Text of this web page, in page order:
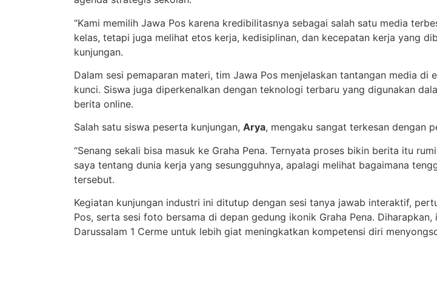
“Kami memilih Jawa Pos karena kredibilitasnya sebagai salah satu media
kelas, tetapi juga melihat etos kerja, kedisiplinan, dan kecepatan kerja yang
kunjungan.
Dalam sesi pemaparan materi, tim Jawa Pos menjelaskan tantangan media
kunci. Siswa juga diperkenalkan dengan teknologi terbaru yang digunakan
berita online.
Salah satu siswa peserta kunjungan, Arya, mengaku sangat terkesan dengan
“Senang sekali bisa masuk ke Graha Pena. Ternyata proses bikin berita itu
saya tentang dunia kerja yang sesungguhnya, apalagi melihat bagaimana
tersebut.
Kegiatan kunjungan industri ini ditutup dengan sesi tanya jawab interaktif,
Pos, serta sesi foto bersama di depan gedung ikonik Graha Pena.
Darussalam 1 Cerme untuk lebih giat meningkatkan kompetensi diri